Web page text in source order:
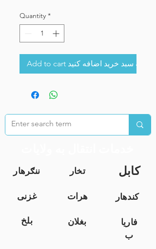
Quantity *
Add to cart به سبد خرید اضافه کنید
ننګرهار تخار کابل
غزنی هرات
کندهار
بلخ
بغلان
فاریا
ب